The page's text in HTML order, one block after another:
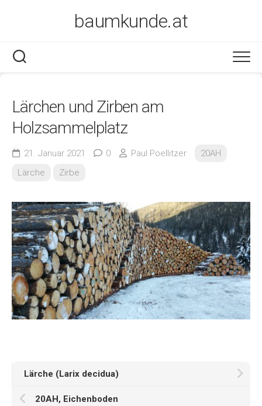
baumkunde.at
Lärchen und Zirben am
Holzsammelplatz
21. Januar 2021 0 Paul Poellitzer
20AH
Lärche
Zirbe
Lärche (Larix decidua)
20AH, Eichenboden